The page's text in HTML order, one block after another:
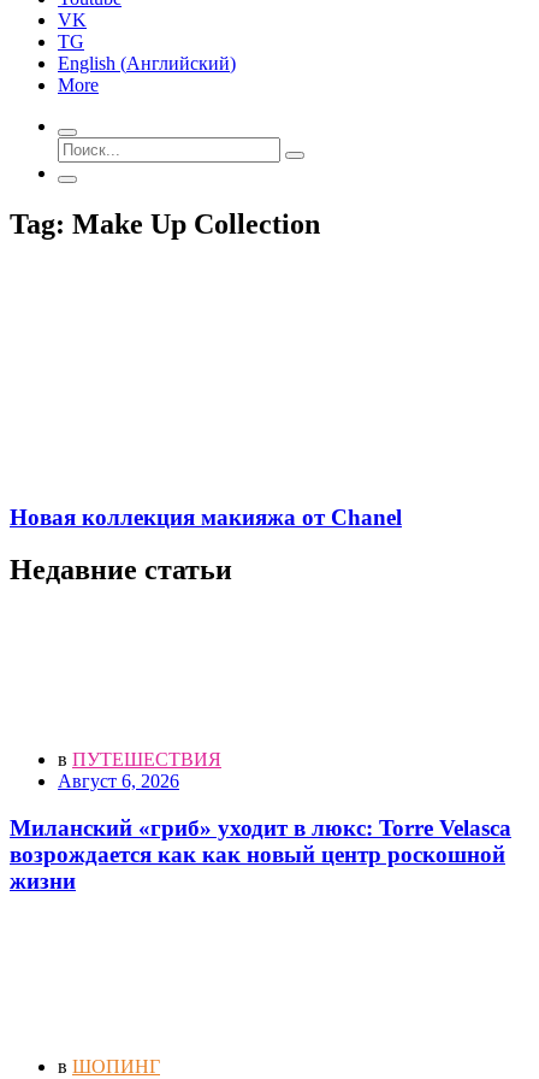
VK
TG
English (Английский)
More
Tag: Make Up Collection
Новая коллекция макияжа от Chanel
Недавние статьи
в ПУТЕШЕСТВИЯ
Август 6, 2026
Миланский «гриб» уходит в люкс: Torre Velasca
возрождается как как новый центр роскошной
жизни
в ШОПИНГ